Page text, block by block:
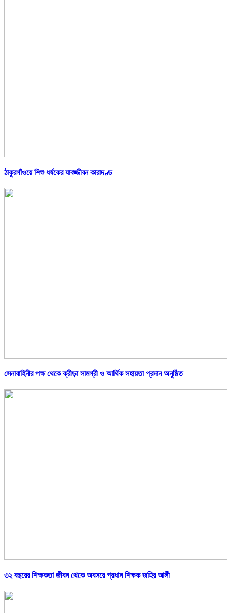
ঠাকুরগাঁওয়ে শিশু ধর্ষকের যাবজ্জীবন কারাদণ্ড
সেনাবাহিনীর পক্ষ থেকে ক্রীড়া সামগ্রী ও আর্থিক সহায়তা প্রদান অনুষ্ঠিত
৩২ বছরের শিক্ষকতা জীবন থেকে অবসরে প্রধান শিক্ষক জহির আলী